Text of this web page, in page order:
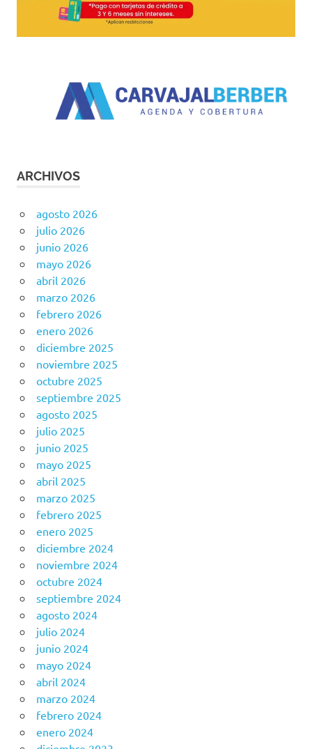
ARCHIVOS
agosto 2026
julio 2026
junio 2026
mayo 2026
abril 2026
marzo 2026
febrero 2026
enero 2026
diciembre 2025
noviembre 2025
octubre 2025
septiembre 2025
agosto 2025
julio 2025
junio 2025
mayo 2025
abril 2025
marzo 2025
febrero 2025
enero 2025
diciembre 2024
noviembre 2024
octubre 2024
septiembre 2024
agosto 2024
julio 2024
junio 2024
mayo 2024
abril 2024
marzo 2024
febrero 2024
enero 2024